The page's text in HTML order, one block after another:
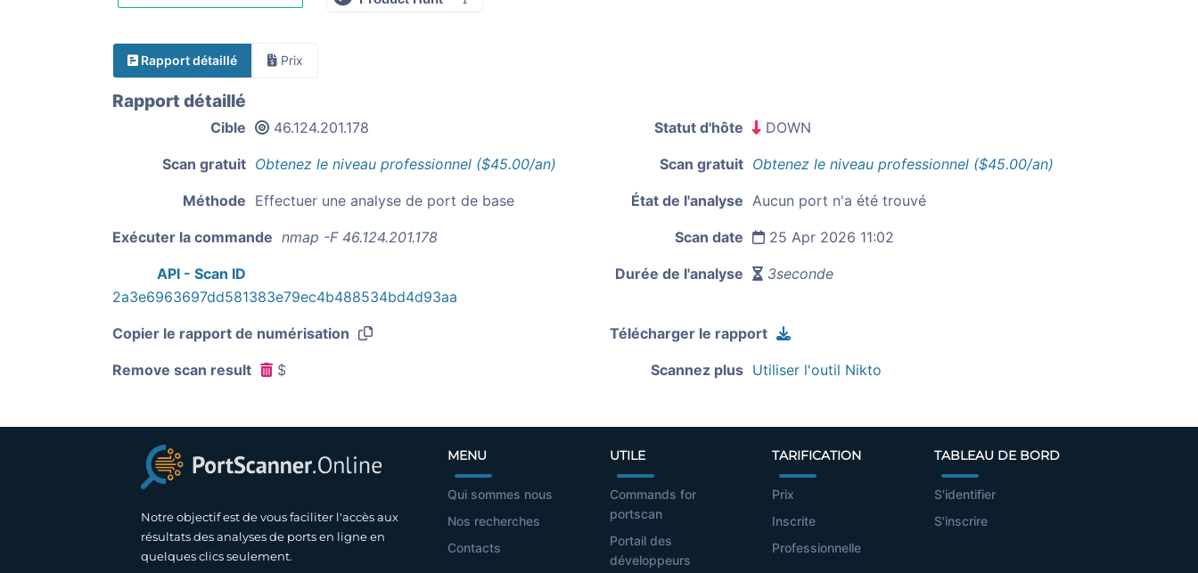
Rapport détaillé Prix
Rapport détaillé
Cible 46.124.201.178 Statut d'hôte DOWN
Scan gratuit Obtenez le niveau professionnel ($45.00/an) Scan gratuit Obtenez le niveau professionnel ($45.00/an)
Méthode Effectuer une analyse de port de base État de l'analyse Aucun port n'a été trouvé
Exécuter la commande nmap -F 46.124.201.178 Scan date 25 Apr 2026 11:02
API - Scan ID
2a3e6963697dd581383e79ec4b488534bd4d93aa
Durée de l'analyse 3seconde
Copier le rapport de numérisation Télécharger le rapport
Remove scan result $ Scannez plus Utiliser l'outil Nikto
Notre objectif est de vous faciliter l'accès aux
résultats des analyses de ports en ligne en
quelques clics seulement.
MENU
Qui sommes nous
Nos recherches
Contacts
UTILE
Commands for
portscan
Portail des
développeurs
TARIFICATION
Prix
Inscrite
Professionnelle
TABLEAU DE BORD
S'identifier
S'inscrire